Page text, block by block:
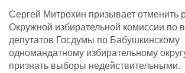
Сергей Митрохин призывает отменить
Окружной избирательной комиссии по
депутатов Госдумы по Бабушкинскому
одномандатному избирательному
признать выборы недействительными.